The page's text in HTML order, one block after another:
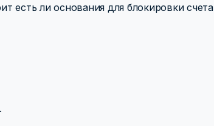
есть ли основания для блокировки счета